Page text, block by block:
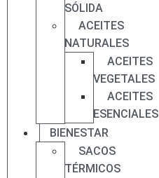
SÓLIDA
ACEITES
NATURALES
ACEITES
VEGETALES
ACEITES
ESENCIALES
BIENESTAR
SACOS
TÉRMICOS